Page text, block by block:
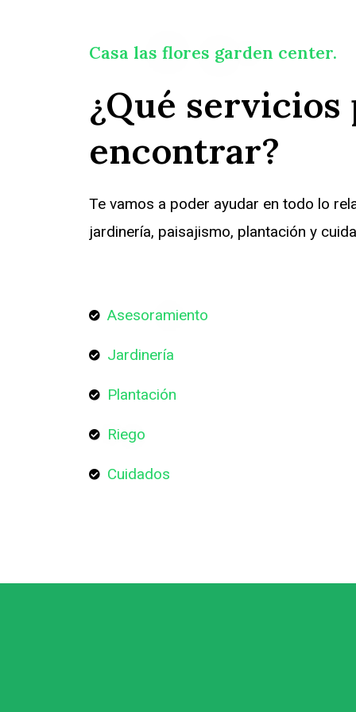
Casa las flores garden center.
¿Qué servicios
encontrar?
Te vamos a poder ayudar en todo lo
jardinería, paisajismo, plantación y
Asesoramiento
Jardinería
Plantación
Riego
Cuidados